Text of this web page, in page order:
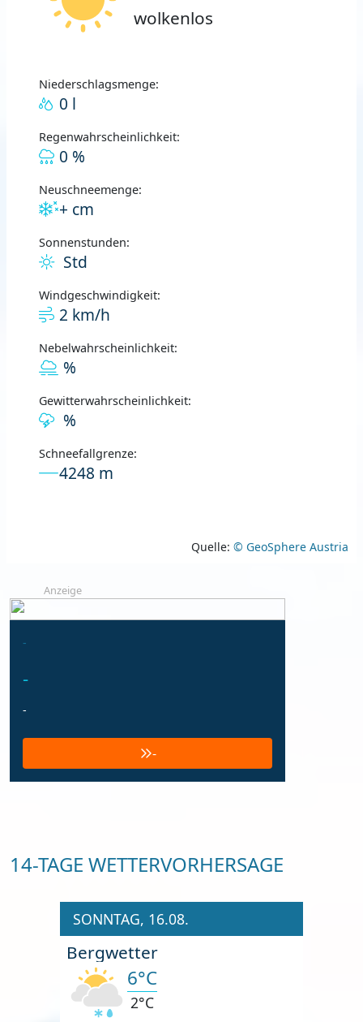
wolkenlos
Niederschlagsmenge:
0 l
Regenwahrscheinlichkeit:
0 %
Neuschneemenge:
+ cm
Sonnenstunden:
Std
Windgeschwindigkeit:
2 km/h
Nebelwahrscheinlichkeit:
%
Gewitterwahrscheinlichkeit:
%
Schneefallgrenze:
4248 m
Quelle: © GeoSphere Austria
Anzeige
-
-
-
-
14-TAGE WETTERVORHERSAGE
SONNTAG, 16.08.
Bergwetter
6°C
2°C